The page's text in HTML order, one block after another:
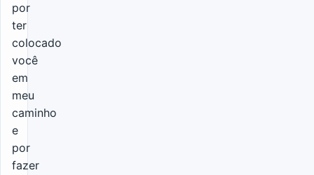
por
ter
colocado
você
em
meu
caminho
e
por
fazer